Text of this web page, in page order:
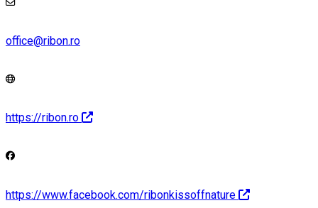
office@ribon.ro
https://ribon.ro
https://www.facebook.com/ribonkissoffnature